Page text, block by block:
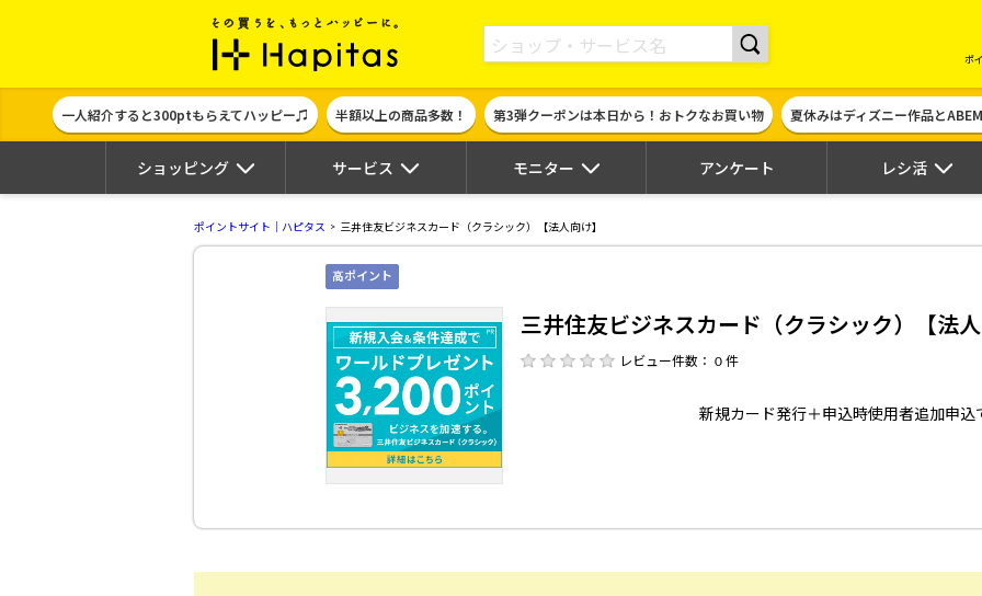
ポイント貯めて現金やギフト券に交換できるポイントサイト | ハピタス
ポ
一人紹介すると300ptもらえてハッピー♫ 半額以上の商品多数！ 第3弾クーポンは本日から！おトクなお買い物 夏休みはディズニー作品と
ショッピング サービス モニター アンケート レシ活
ポイントサイト｜ハピタス 三井住友ビジネスカード（クラシック）【法人向け】
高ポイント
三井住友ビジネスカード（クラシック）【法
レビュー件数： 0 件
新規カード発行＋申込時使用者追加申込